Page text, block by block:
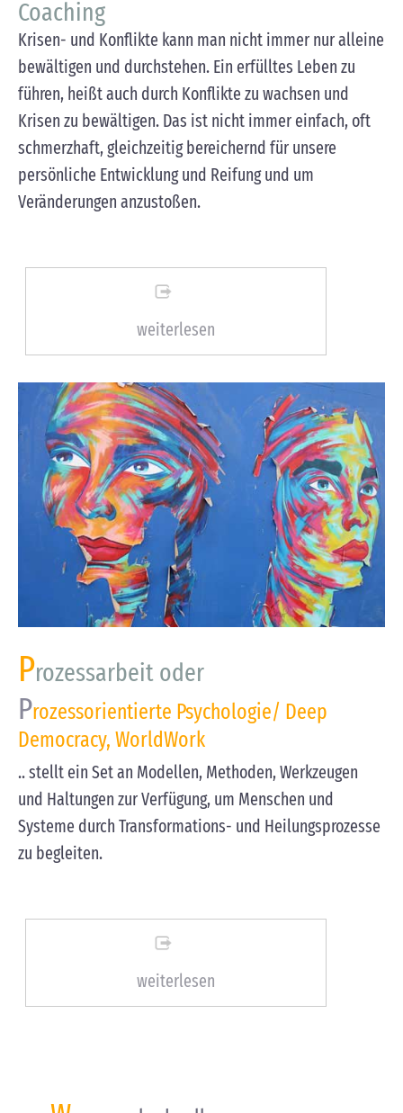
Coaching
Krisen- und Konflikte kann man nicht immer nur alleine
bewältigen und durchstehen. Ein erfülltes Leben zu
führen, heißt auch durch Konflikte zu wachsen und
Krisen zu bewältigen. Das ist nicht immer einfach, oft
schmerzhaft, gleichzeitig bereichernd für unsere
persönliche Entwicklung und Reifung und um
Veränderungen anzustoßen.
weiterlesen
Prozessarbeit oder
Prozessorientierte Psychologie/ Deep
Democracy, WorldWork
.. stellt ein Set an Modellen, Methoden, Werkzeugen
und Haltungen zur Verfügung, um Menschen und
Systeme durch Transformations- und Heilungsprozesse
zu begleiten.
weiterlesen